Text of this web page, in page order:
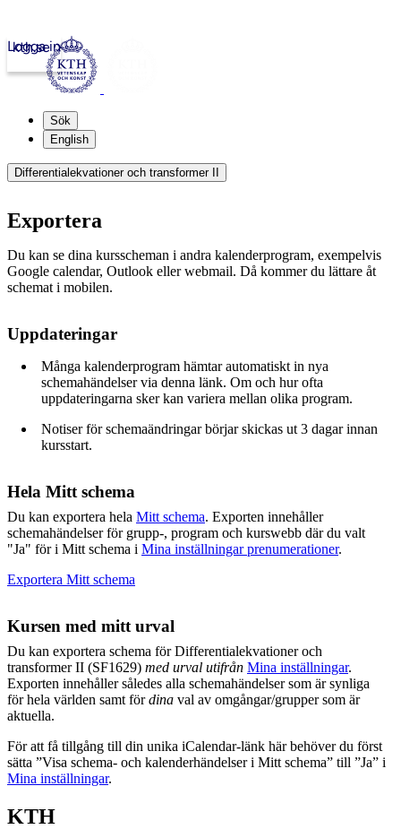
kth.se
Logga in
Sök
English
Differentialekvationer och transformer II
Exportera
Du kan se dina kursscheman i andra kalenderprogram, exempelvis
Google calendar, Outlook eller webmail. Då kommer du lättare åt
schemat i mobilen.
Uppdateringar
Många kalenderprogram hämtar automatiskt in nya
schemahändelser via denna länk. Om och hur ofta
uppdateringarna sker kan variera mellan olika program.
Notiser för schemaändringar börjar skickas ut 3 dagar innan
kursstart.
Hela Mitt schema
Du kan exportera hela Mitt schema. Exporten innehåller
schemahändelser för grupp-, program och kurswebb där du valt
"Ja" för i Mitt schema i Mina inställningar prenumerationer.
Exportera Mitt schema
Kursen med mitt urval
Du kan exportera schema för Differentialekvationer och
transformer II (SF1629) med urval utifrån Mina inställningar.
Exporten innehåller således alla schemahändelser som är synliga
för hela världen samt fördina val av omgångar/grupper som är
aktuella.
För att få tillgång till din unika iCalendar-länk här behöver du först
sätta ”Visa schema- och kalenderhändelser i Mitt schema” till ”Ja” i
Mina inställningar.
KTH